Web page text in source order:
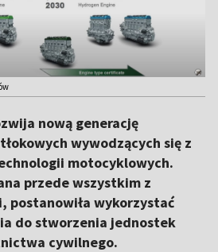
nową generację
wywodzących się z
motocyklowych.
przede wszystkim z
postanowiła wykorzystać
do stworzenia jednostek
cywilnego.